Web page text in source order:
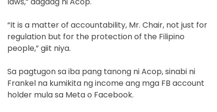
“It is a matter of accountability, Mr. Chair, not just for
regulation but for the protection of the Filipino
people,” giit niya.
Sa pagtugon sa iba pang tanong ni Acop, sinabi ni
Frankel na kumikita ng income ang mga FB account
holder mula sa Meta o Facebook.